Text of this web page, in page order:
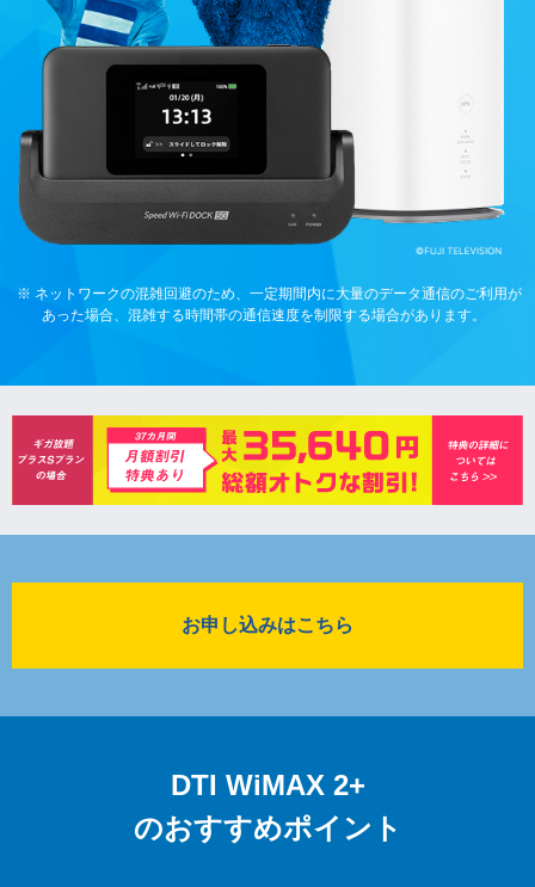
※ ネットワークの混雑回避のため、一定期間内に大量のデータ通信のご利用が
あった場合、混雑する時間帯の通信速度を制限する場合があります。
お申し込みはこちら
DTI WiMAX 2+
のおすすめポイント